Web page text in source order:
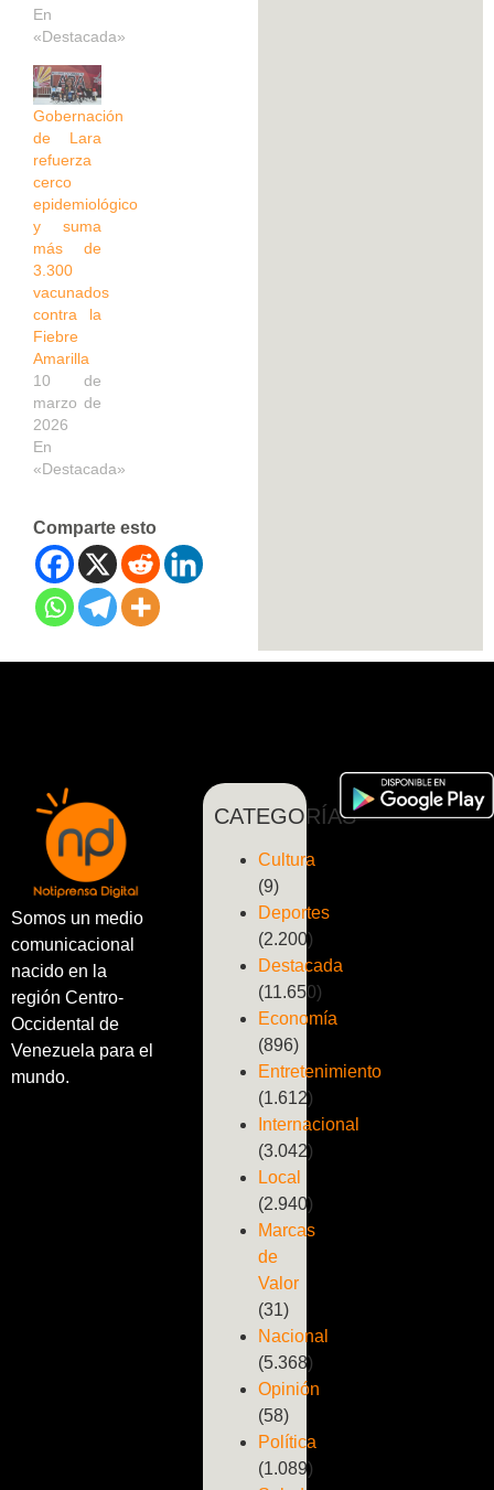
En
«Destacada»
Gobernación
de Lara
refuerza
cerco
epidemiológico
y suma
más de
3.300
vacunados
contra la
Fiebre
Amarilla
10 de
marzo de
2026
En
«Destacada»
Comparte esto
Somos un medio
comunicacional
nacido en la
región Centro-
Occidental de
Venezuela para el
mundo.
CATEGORÍAS
Cultura
(9)
Deportes
(2.200)
Destacada
(11.650)
Economía
(896)
Entretenimiento
(1.612)
Internacional
(3.042)
Local
(2.940)
Marcas
de
Valor
(31)
Nacional
(5.368)
Opinión
(58)
Política
(1.089)